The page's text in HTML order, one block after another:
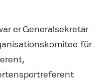
er Generalsekretär
für